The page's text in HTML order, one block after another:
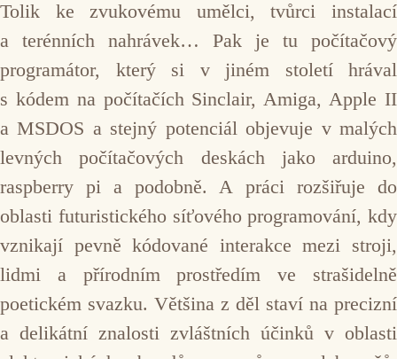
Tolik ke zvukovému umělci, tvůrci instalací
a terénních nahrávek… Pak je tu počítačový
programátor, který si v jiném století hrával
s kódem na počítačích Sinclair, Amiga, Apple II
a MSDOS a stejný potenciál objevuje v malých
levných počítačových deskách jako arduino,
raspberry pi a podobně. A práci rozšiřuje do
oblasti futuristického síťového programování, kdy
vznikají pevně kódované interakce mezi stroji,
lidmi a přírodním prostředím ve strašidelně
poetickém svazku. Většina z děl staví na precizní
a delikátní znalosti zvláštních účinků v oblasti